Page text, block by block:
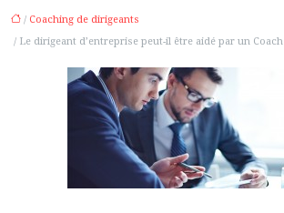
/ Coaching de dirigeants
/ Le dirigeant d’entreprise peut-il être aidé par un Coach